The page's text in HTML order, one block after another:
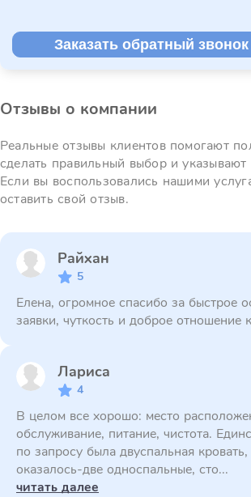
Заказать обратный звонок
Отзывы о компании
Реальные отзывы клиентов помогают
сделать правильный выбор и
Если вы воспользовались нашими
оставить свой отзыв.
Райхан
5
Елена, огромное спасибо за быстрое
заявки, чуткость и доброе отношение
Лариса
4
В целом все хорошо: место
обслуживание, питание, чистота.
по запросу была двуспальная
оказалось-две односпальные, сто...
читать далее